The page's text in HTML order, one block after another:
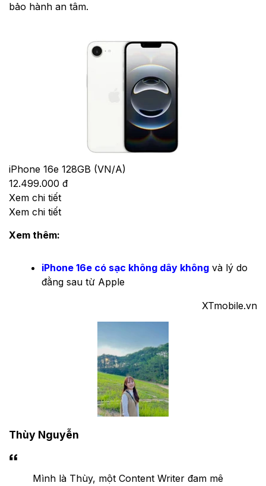
bảo hành an tâm.
iPhone 16e 128GB (VN/A)
12.499.000 đ
Xem chi tiết
Xem chi tiết
Xem thêm:
iPhone 16e có sạc không dây không và lý do
đằng sau từ Apple
XTmobile.vn
Thùy Nguyễn
Mình là Thùy, một Content Writer đam mê